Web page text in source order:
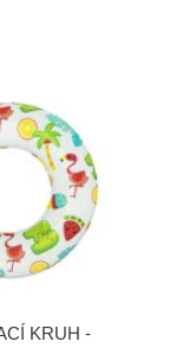
KRUH -